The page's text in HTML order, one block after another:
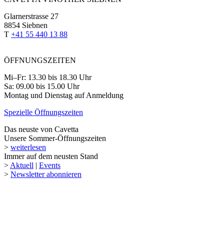
Glarnerstrasse 27
8854 Siebnen
T +41 55 440 13 88
ÖFFNUNGSZEITEN
Mi–Fr: 13.30 bis 18.30 Uhr
Sa: 09.00 bis 15.00 Uhr
Montag und Dienstag auf Anmeldung
Spezielle Öffnungszeiten
Das neuste von Cavetta
Unsere Sommer-Öffnungszeiten
> weiterlesen
Immer auf dem neusten Stand
> Aktuell | Events
> Newsletter abonnieren